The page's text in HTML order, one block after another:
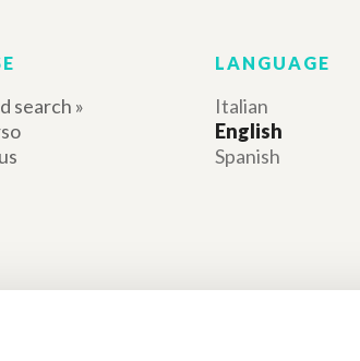
search »
LANGUAGE
Italian
English
Spanish